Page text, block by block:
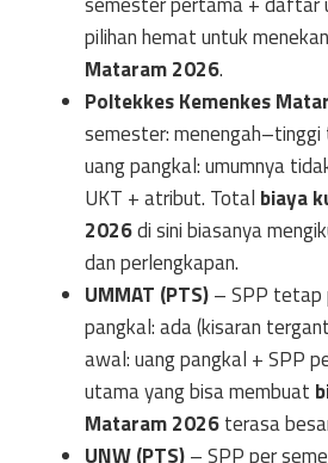
pilihan hemat untuk menekan
Mataram 2026.
Poltekkes Kemenkes
semester:
uang pangkal: umumnya
UKT + atribut. Total biaya
2026di sini biasanya
dan perlengkapan.
UMMAT (PTS)– SPP tetap
pangkal: ada (kisaran
awal: uang pangkal + SPP
utama yang bisa membuat
Mataram 2026terasa
UNW (PTS)– SPP per